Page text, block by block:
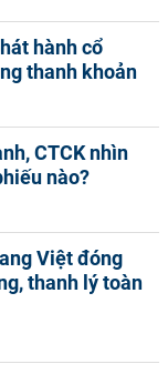
hành cổ
thanh khoản
CTCK nhìn
nào?
Việt đóng
thanh lý toàn